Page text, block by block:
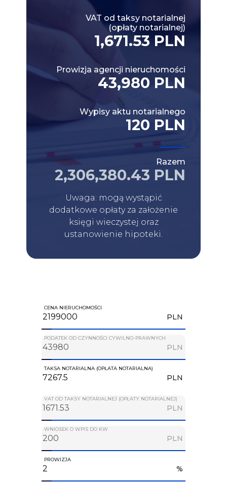
VAT od taksy notarialnej
(opłaty notarialnej)
1,671.53 PLN
Prowizja agencji nieruchomości
43,980 PLN
Wypisy aktu notarialnego
120 PLN
Razem
2,306,380.43 PLN
Uwaga: mogą wystąpić
dodatkowe opłaty za założenie
księgi wieczystej oraz
ustanowienie hipoteki.
CENA NIERUCHOMOŚCI
PLN
PODATEK OD CZYNNOŚCI CYWILNO-PRAWNYCH
PLN
TAKSA NOTARIALNA (OPŁATA NOTARIALNA)
PLN
VAT OD TAKSY NOTARIALNEJ (OPŁATY NOTARIALNEJ)
PLN
WNIOSEK O WPIS DO KW
PLN
PROWIZJA
%